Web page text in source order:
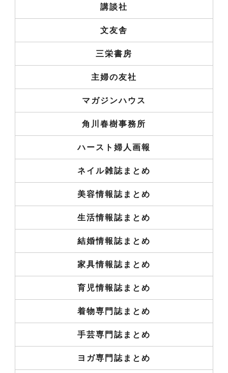
講談社
文友舎
三栄書房
主婦の友社
マガジンハウス
角川春樹事務所
ハースト婦人画報
ネイル雑誌まとめ
美容情報誌まとめ
生活情報誌まとめ
結婚情報誌まとめ
家具情報誌まとめ
育児情報誌まとめ
着物専門誌まとめ
手芸専門誌まとめ
ヨガ専門誌まとめ